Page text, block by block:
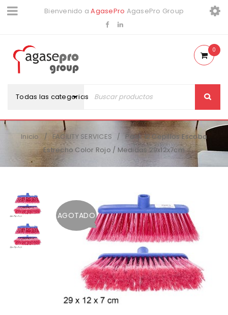
Bienvenido aAgasePro AgasePro Group
Todas las categorias
0
Inicio / FACILITY SERVICES /
Pack 12 Cepillos Escoba
Estrecho Color Rojo / Medidas 29x12x7cm
AGOTADO